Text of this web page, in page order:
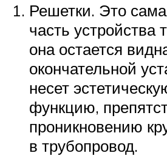
Решетки. Это
часть устройства
она остается
окончательной
несет
функцию,
проникновению
в трубопровод.